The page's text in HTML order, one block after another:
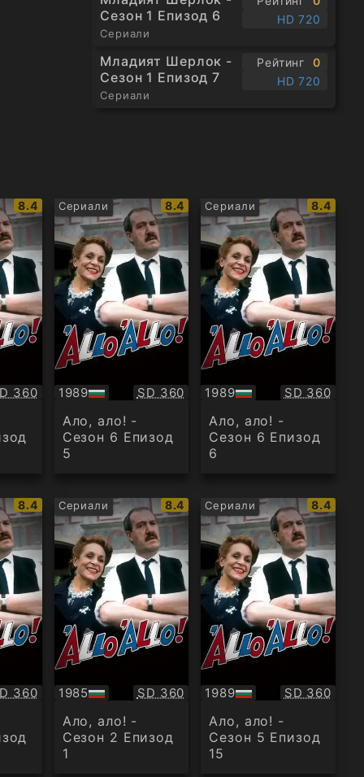
Сезон 1 Епизод 6
Сериали
HD 720
Младият Шерлок -
Сезон 1 Епизод 7
Сериали
Рейтинг
0
HD 720
IMDb
рейтинг:
8.4
360
Сериали
IMDb
рейтинг:
8.4
1989
БГ
аудио
Качество:
SD 360
Ало, ало! -
Сезон 6 Епизод
5
Сериали
IMDb
8.4
1989
БГ
аудио
Качество:
SD 360
Ало, ало! -
Сезон 6 Епизод
6
IMDb
рейтинг:
8.4
360
Сериали
IMDb
рейтинг:
8.4
1985
БГ
аудио
Качество:
SD 360
Ало, ало! -
Сезон 2 Епизод
1
Сериали
IMDb
8.4
1989
БГ
аудио
Качество:
SD 360
Ало, ало! -
Сезон 5 Епизод
15